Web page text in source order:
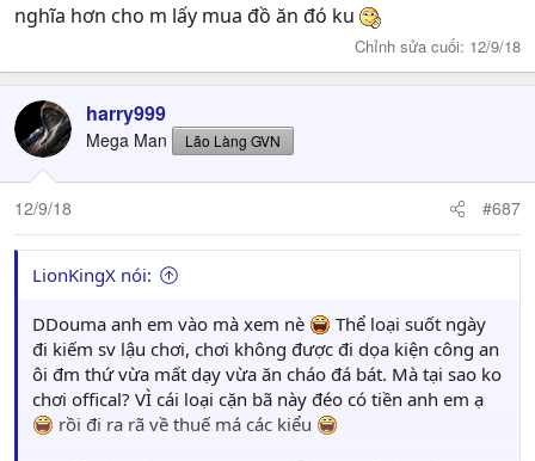
nghĩa hơn cho m lấy mua đồ ăn đó ku
Chỉnh sửa cuối: 12/9/18
harry999
Mega Man Lão Làng GVN
12/9/18 #687
LionKingX nói:
DDouma anh em vào mà xem nè
Thể loại suốt ngày
đi kiếm sv lậu chơi, chơi không được đi dọa kiện công an
ôi đm thứ vừa mất dạy vừa ăn cháo đá bát. Mà tại sao ko
chơi offical? VÌ cái loại cặn bã này đéo có tiền anh em ạ
rồi đi ra rã về thuế má các kiểu